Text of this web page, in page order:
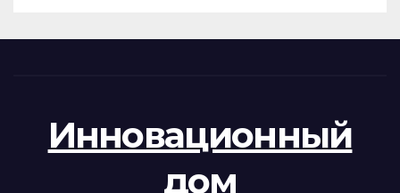
Инновационный
дом